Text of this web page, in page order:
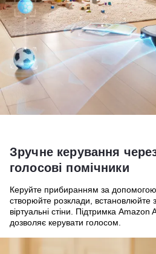
Зручне керування
голосові помічники
Керуйте прибиранням за допомогою
створюйте розклади, встановлюйте
віртуальні стіни. Підтримка
дозволяє керувати голосом.